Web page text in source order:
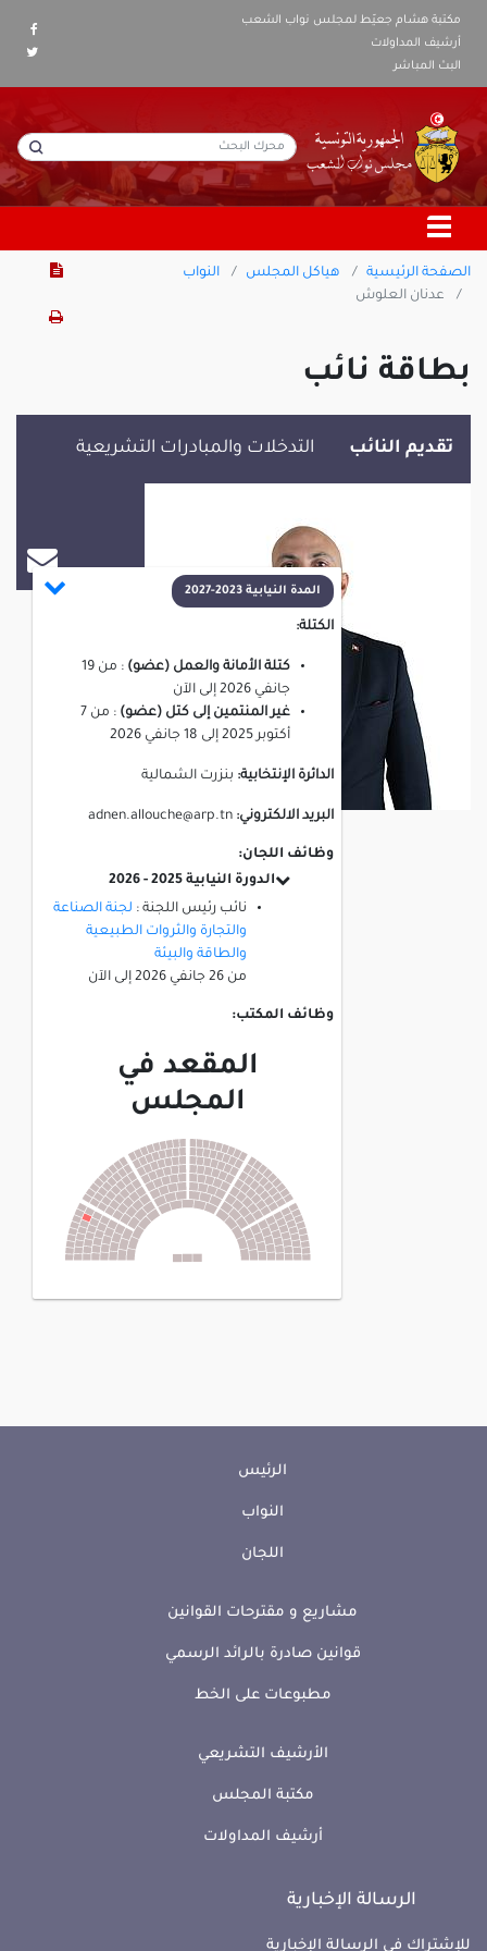
مكتبة هشام جعيّط لمجلس نواب الشعب
أرشيف المداولات
البث المباشر
الصفحة الرئيسية هياكل المجلس
النواب
عدنان العلوش
بطاقة نائب
تقديم النائب التدخلات والمبادرات التشريعية
المدة النيابية 2023-2027
الكتلة:
كتلة الأمانة والعمل (عضو): من19
جانفي 2026
إلىالآن
غير المنتمين إلى كتل (عضو): من7
أكتوبر 2025
إلى 18 جانفي 2026
الدائرة الإنتخابية: بنزرت الشمالية
البريد الالكتروني: adnen.allouche@arp.tn
وظائف اللجان:
الدورة النيابية 2025 - 2026
نائب رئيس اللجنة : لجنة الصناعة
والتجارة والثروات الطبيعية
والطاقة والبيئة
من26 جانفي 2026 إلىالآن
وظائف المكتب:
المقعد في
المجلس
الرئيس
النواب
اللجان
مشاريع و مقترحات القوانين
قوانين صادرة بالرائد الرسمي
مطبوعات على الخط
الأرشيف التشريعي
مكتبة المجلس
أرشيف المداولات
الرسالة الإخبارية
للإشتراك في الرسالة الإخبارية